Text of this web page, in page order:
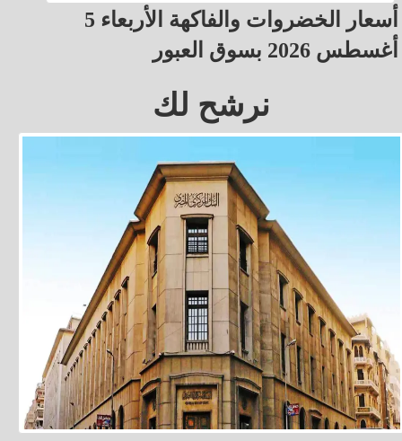
أسعار الخضروات والفاكهة الأربعاء 5
أغسطس 2026 بسوق العبور
نرشح لك